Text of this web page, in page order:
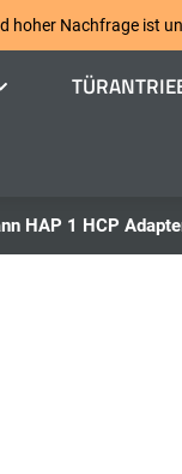
hoher Nachfrage ist
HAP 1 HCP